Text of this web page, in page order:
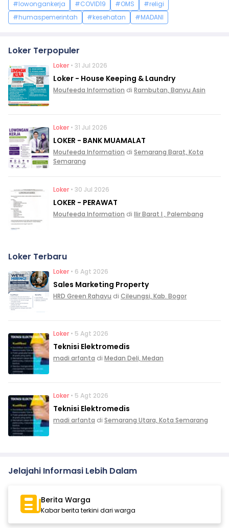
#lowongankerja #COVID19 #OMS
#religi
#humaspemerintah
#kesehatan #MADANI
Loker Terpopuler
Loker • 31 Jul 2026
Loker - House Keeping & Laundry
Moufeeda Information di Rambutan, Banyu Asin
Loker • 31 Jul 2026
LOKER - BANK MUAMALAT
Moufeeda Information di Semarang Barat, Kota
Semarang
Loker • 30 Jul 2026
LOKER - PERAWAT
Moufeeda Information di Ilir Barat I , Palembang
Loker Terbaru
Loker • 6 Agt 2026
Sales Marketing Property
HRD Green Rahayu di Cileungsi, Kab. Bogor
Loker • 5 Agt 2026
Teknisi Elektromedis
madi arfanta di Medan Deli, Medan
Loker • 5 Agt 2026
Teknisi Elektromedis
madi arfanta di Semarang Utara, Kota Semarang
Jelajahi Informasi Lebih Dalam
Berita Warga
Kabar berita terkini dari warga